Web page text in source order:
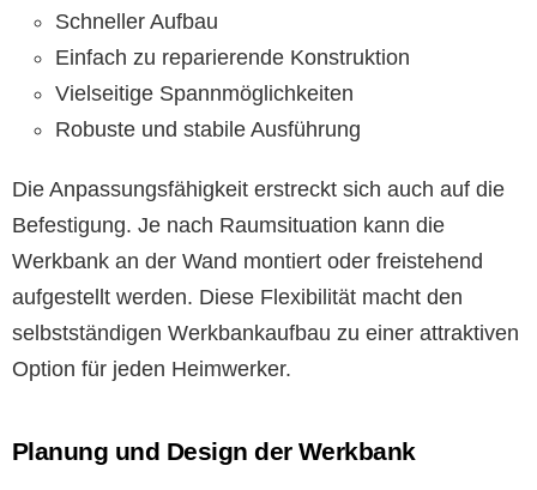
Schneller Aufbau
Einfach zu reparierende Konstruktion
Vielseitige Spannmöglichkeiten
Robuste und stabile Ausführung
Die Anpassungsfähigkeit erstreckt sich auch auf die
Befestigung. Je nach Raumsituation kann die
Werkbank an der Wand montiert oder freistehend
aufgestellt werden. Diese Flexibilität macht den
selbstständigen Werkbankaufbau zu einer attraktiven
Option für jeden Heimwerker.
Planung und Design der Werkbank